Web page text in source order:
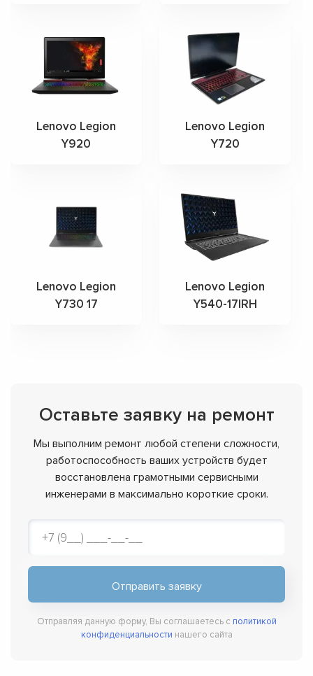
Lenovo Legion
Y920
Lenovo Legion
Y720
Lenovo Legion
Y730 17
Lenovo Legion
Y540-17IRH
Оставьте заявку на ремонт
Мы выполним ремонт любой степени сложности,
работоспособность ваших устройств будет
восстановлена грамотными сервисными
инженерами в максимально короткие сроки.
Отправляя данную форму, Вы соглашаетесь с политикой
конфиденциальности нашего сайта